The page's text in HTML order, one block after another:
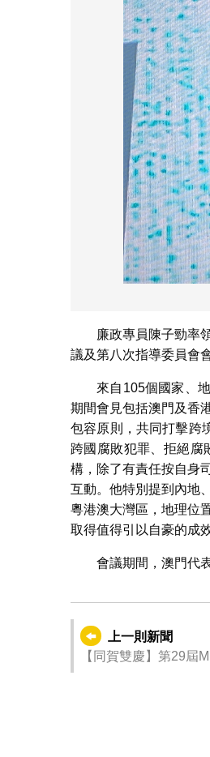
廉政專員陳子勁率
議及第八次指導委員會會
來自105個國家、
期間會見包括澳門及香
包容原則，共同打擊跨
跨國腐敗犯罪、拒絕腐
構，除了有責任按自身
互動。他特別提到內地
粵港澳大灣區，地理位
取得值得引以自豪的成
會議期間，澳門代
上一則新聞